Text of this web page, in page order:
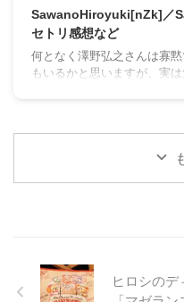
SawanoHiroyuki[nZk]／
セトリ感想など
何となく澤野弘之さんは寡
もいるかと思いますが、実
ヒロシのデ